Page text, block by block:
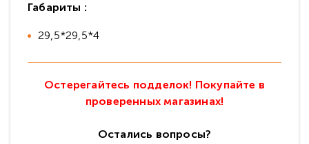
Габариты :
29,5*29,5*4
Остерегайтесь подделок! Покупайте в
проверенных магазинах!
Остались вопросы?